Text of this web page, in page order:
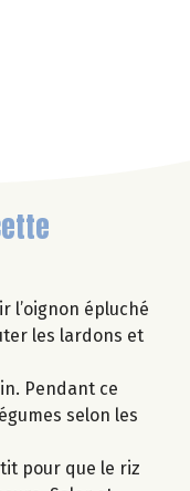
l’oignon épluché
les lardons et
Pendant ce
selon les
pour que le riz